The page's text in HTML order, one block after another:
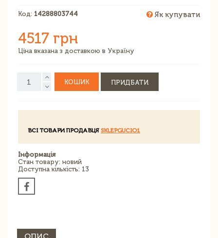
Код: 14288803744 Як купувати
4517 грн
Ціна вказана з доставкою в Україну
КОШИК ПРИДБАТИ
ВСІ ТОВАРИ ПРОДАВЦЯ SKLEPGUCIO1
Інформація
Стан товару: новий
Доступна кількість: 13